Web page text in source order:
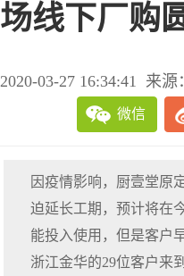
场线下厂购
2020-03-27 16:34:41 来源：
微信
因疫情影响，厨壹堂原
迫延长工期，预计将在
能投入使用，但是客户
浙江金华的29位客户来